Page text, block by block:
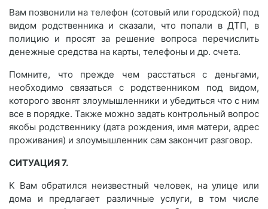
Вам позвонили на телефон (сотовый или городской) под
видом родственника и сказали, что попали в ДТП, в
полицию и просят за решение вопроса перечислить
денежные средства на карты, телефоны и др. счета.
Помните, что прежде чем расстаться с деньгами,
необходимо связаться с родственником под видом,
которого звонят злоумышленники и убедиться что с ним
все в порядке. Также можно задать контрольный вопрос
якобы родственнику (дата рождения, имя матери, адрес
проживания) и злоумышленник сам закончит разговор.
СИТУАЦИЯ 7.
К Вам обратился неизвестный человек, на улице или
дома и предлагает различные услуги, в том числе